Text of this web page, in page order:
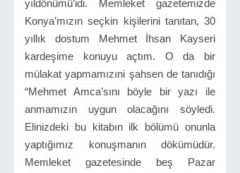
yıldönümü’idi. Memleket gazetemizde
Konya’mızın seçkin kişilerini tanıtan, 30
yıllık dostum Mehmet İhsan Kayseri
kardeşime konuyu açtım. O da bir
mülakat yapmamızıni şahsen de tanıdığı
“Mehmet Amca’sını böyle bir yazı ile
anmamızın uygun olacağını söyledi.
Elinizdeki bu kitabın ilk bölümü onunla
yaptığımız konuşmanın dökümüdür.
Memleket gazetesinde beş Pazar